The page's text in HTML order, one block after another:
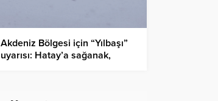
Akdeniz Bölgesi için “Yılbaşı”
uyarısı: Hatay’a sağanak,